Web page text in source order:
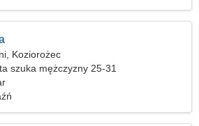
Koziorożec
szuka mężczyzny 25-31